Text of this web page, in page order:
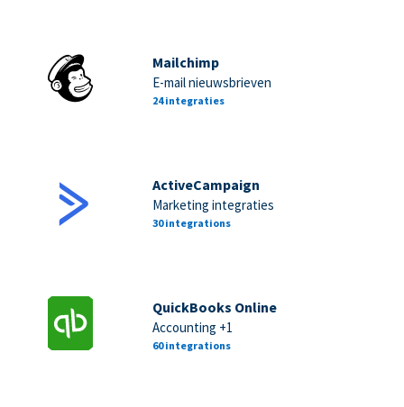
Mailchimp
E-mail nieuwsbrieven
24 integraties
ActiveCampaign
Marketing integraties
30 integrations
QuickBooks Online
Accounting +1
60 integrations